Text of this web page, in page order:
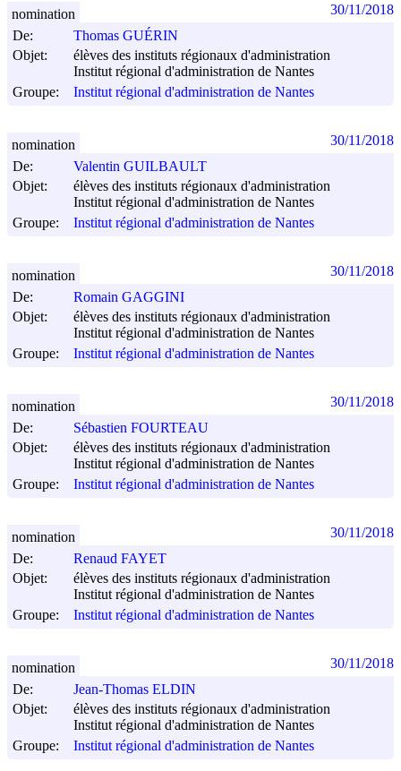
De:
Thomas GUÉRIN
Objet:
élèves des instituts régionaux d'administration
Institut régional d'administration de Nantes
Groupe:
Institut régional d'administration de Nantes
nomination 30/11/2018
De:
Valentin GUILBAULT
Objet:
élèves des instituts régionaux d'administration
Institut régional d'administration de Nantes
Groupe:
Institut régional d'administration de Nantes
nomination 30/11/2018
De:
Romain GAGGINI
Objet:
élèves des instituts régionaux d'administration
Institut régional d'administration de Nantes
Groupe:
Institut régional d'administration de Nantes
nomination 30/11/2018
De:
Sébastien FOURTEAU
Objet:
élèves des instituts régionaux d'administration
Institut régional d'administration de Nantes
Groupe:
Institut régional d'administration de Nantes
nomination 30/11/2018
De:
Renaud FAYET
Objet:
élèves des instituts régionaux d'administration
Institut régional d'administration de Nantes
Groupe:
Institut régional d'administration de Nantes
nomination 30/11/2018
De:
Jean-Thomas ELDIN
Objet:
élèves des instituts régionaux d'administration
Institut régional d'administration de Nantes
Groupe:
Institut régional d'administration de Nantes
nomination 30/11/2018